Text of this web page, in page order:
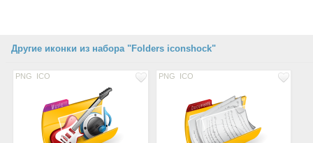
Другие иконки из набора "Folders iconshock"
PNG ICO PNG ICO